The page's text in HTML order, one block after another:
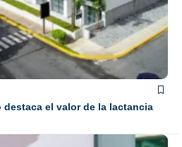
el valor de la lactancia